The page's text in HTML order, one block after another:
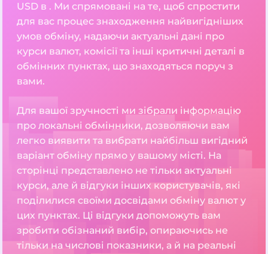
USD в . Ми спрямовані на те, щоб спростити
для вас процес знаходження найвигідніших
умов обміну, надаючи актуальні дані про
курси валют, комісії та інші критичні деталі в
обмінних пунктах, що знаходяться поруч з
вами.
Для вашої зручності ми зібрали інформацію
про локальні обмінники, дозволяючи вам
легко виявити та вибрати найбільш вигідний
варіант обміну прямо у вашому місті. На
сторінці представлено не тільки актуальні
курси, але й відгуки інших користувачів, які
поділилися своїми досвідами обміну валют у
цих пунктах. Ці відгуки допоможуть вам
зробити обізнаний вибір, опираючись не
тільки на числові показники, а й на реальні